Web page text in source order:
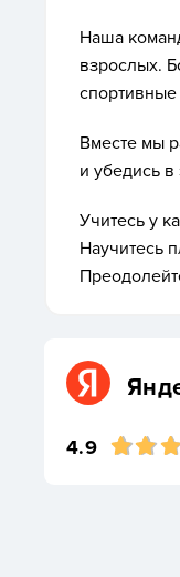
Наша
взрослых.
Вместе мы
и убедись в
Учитесь у
Научитесь
4.9